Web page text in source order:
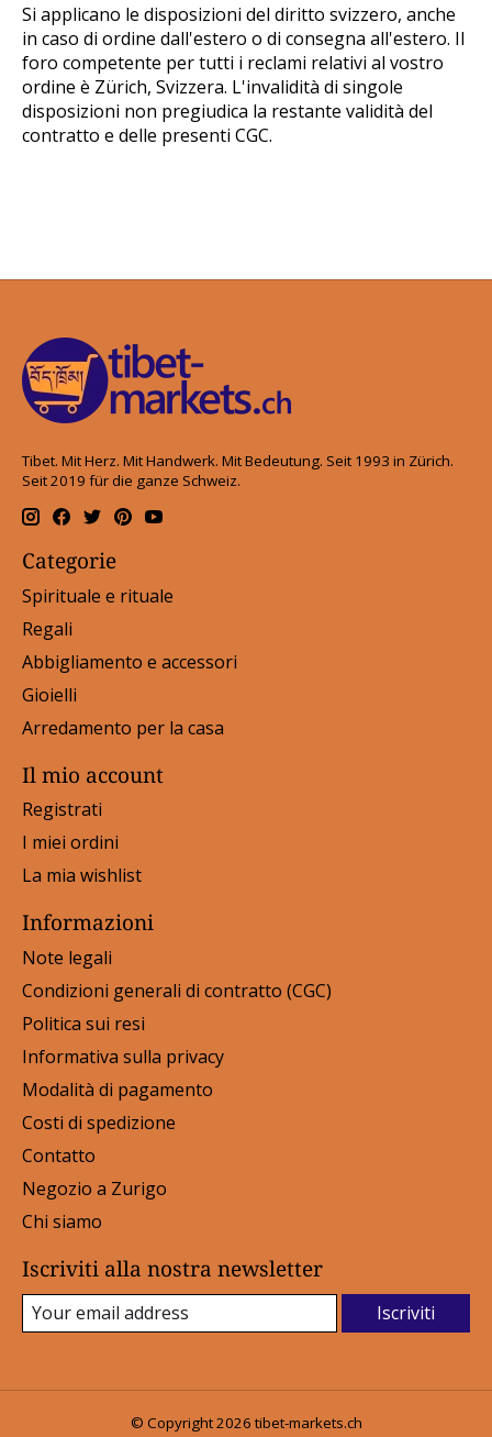
Si applicano le disposizioni del diritto svizzero, anche
in caso di ordine dall'estero o di consegna all'estero. Il
foro competente per tutti i reclami relativi al vostro
ordine è Zürich, Svizzera. L'invalidità di singole
disposizioni non pregiudica la restante validità del
contratto e delle presenti CGC.
Tibet. Mit Herz. Mit Handwerk. Mit Bedeutung. Seit 1993 in Zürich.
Seit 2019 für die ganze Schweiz.
Categorie
Spirituale e rituale
Regali
Abbigliamento e accessori
Gioielli
Arredamento per la casa
Il mio account
Registrati
I miei ordini
La mia wishlist
Informazioni
Note legali
Condizioni generali di contratto (CGC)
Politica sui resi
Informativa sulla privacy
Modalità di pagamento
Costi di spedizione
Contatto
Negozio a Zurigo
Chi siamo
Iscriviti alla nostra newsletter
Iscriviti
© Copyright 2026 tibet-markets.ch